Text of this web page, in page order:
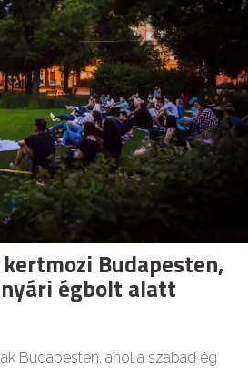
Budapesten,
égbolt alatt
Budapesten, ahol a szabad ég